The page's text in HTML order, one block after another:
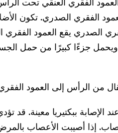
الفقري العنقي تحت
الفقري الصدري. تكون
الصدري يقع العمود الفقري
جزءًا كبيرًا من حمل
من الرأس إلى العمود
ببكتيريا معينة. قد
إذا أصيبت الأعصاب